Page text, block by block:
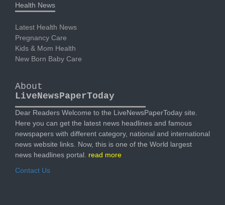
Health News
Latest Health News
Pregnancy Care
Kids & Mom Health
New Born Baby Care
About
LiveNewsPaperToday
Dear Readers Welcome to the LiveNewsPaperToday site.
Here you can get the latest news headlines and famous
newspapers with different category, national and international
news website links. Now, this is one of the World largest
news headlines portal. read more
Contact Us